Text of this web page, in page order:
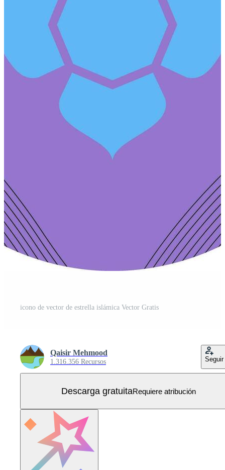
icono de vector de estrella islámica Vector Gratis
Qaisir Mehmood
1.316.356 Recursos Seguir
Descarga gratuitaRequiere atribución